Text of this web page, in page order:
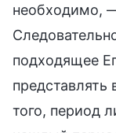
необходимо,
подходящее
представлять
того, период